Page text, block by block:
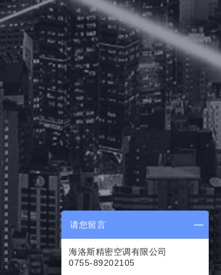
请您留言
海洛斯精密空调有限公司
0755-89202105